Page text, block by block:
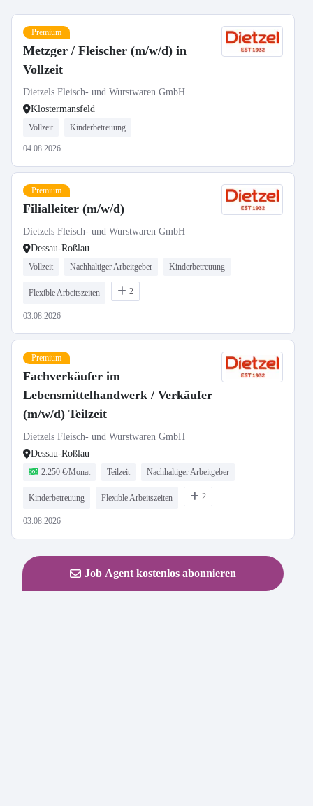
Premium
Metzger / Fleischer (m/w/d) in
Vollzeit
Dietzels Fleisch- und Wurstwaren GmbH
Klostermansfeld
Vollzeit Kinderbetreuung
04.08.2026
Premium
Filialleiter (m/w/d)
Dietzels Fleisch- und Wurstwaren GmbH
Dessau-Roßlau
Vollzeit Nachhaltiger Arbeitgeber Kinderbetreuung
Flexible Arbeitszeiten 2
03.08.2026
Premium
Fachverkäufer im
Lebensmittelhandwerk / Verkäufer
(m/w/d) Teilzeit
Dietzels Fleisch- und Wurstwaren GmbH
Dessau-Roßlau
2.250 €/Monat Teilzeit Nachhaltiger Arbeitgeber
Kinderbetreuung Flexible Arbeitszeiten 2
03.08.2026
Job Agent kostenlos abonnieren